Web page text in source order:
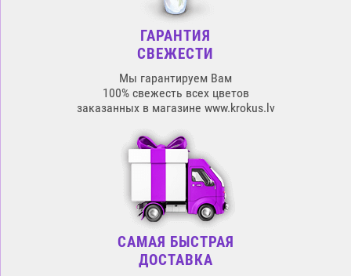
ГАРАНТИЯ
СВЕЖЕСТИ
Мы гарантируем Вам
100% свежесть всех цветов
заказанных в магазине www.krokus.lv
САМАЯ БЫСТРАЯ
ДОСТАВКА